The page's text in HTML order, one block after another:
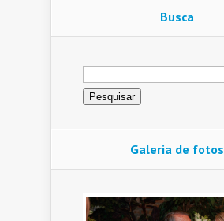
Busca
Pesquisar
por:
Galeria de fotos